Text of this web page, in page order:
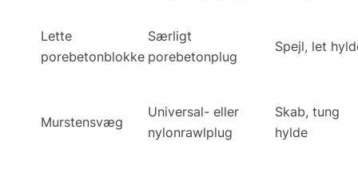
Lette
porebetonblokke
Særligt
porebetonplug
Spejl, let
Murstensvæg
Universal- eller
nylonrawlplug
Skab, tung
hylde